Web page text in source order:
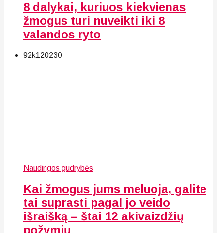
8 dalykai, kuriuos kiekvienas
žmogus turi nuveikti iki 8
valandos ryto
92k120230
Naudingos gudrybės
Kai žmogus jums meluoja, galite
tai suprasti pagal jo veido
išraišką – štai 12 akivaizdžių
požymių